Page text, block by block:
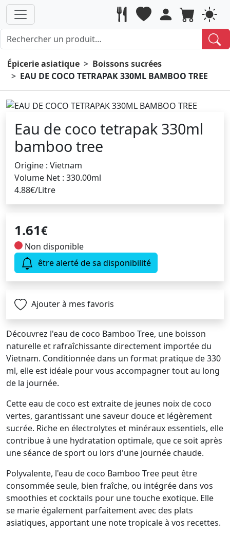
Épicerie asiatique
Boissons sucrées
EAU DE COCO TETRAPAK 330ML BAMBOO TREE
Eau de coco tetrapak 330ml
bamboo tree
Origine : Vietnam
Volume Net : 330.00ml
4.88€/Litre
1.61€
Non disponible
être alerté de sa disponibilité
Ajouter à mes favoris
Découvrez l'eau de coco Bamboo Tree, une boisson
naturelle et rafraîchissante directement importée du
Vietnam. Conditionnée dans un format pratique de 330
ml, elle est idéale pour vous accompagner tout au long
de la journée.
Cette eau de coco est extraite de jeunes noix de coco
vertes, garantissant une saveur douce et légèrement
sucrée. Riche en électrolytes et minéraux essentiels, elle
contribue à une hydratation optimale, que ce soit après
une séance de sport ou lors d'une journée chaude.
Polyvalente, l'eau de coco Bamboo Tree peut être
consommée seule, bien fraîche, ou intégrée dans vos
smoothies et cocktails pour une touche exotique. Elle
se marie également parfaitement avec des plats
asiatiques, apportant une note tropicale à vos recettes.